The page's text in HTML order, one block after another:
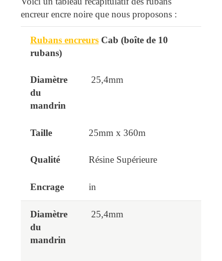
encreur encre noire que nous proposons :
Ruban Diamètre du mandrin
Rubans encreurs Cab (boîte de 10
rubans)
25,4mm
25mm x 360m
Résine Supérieure
in
25,4mm